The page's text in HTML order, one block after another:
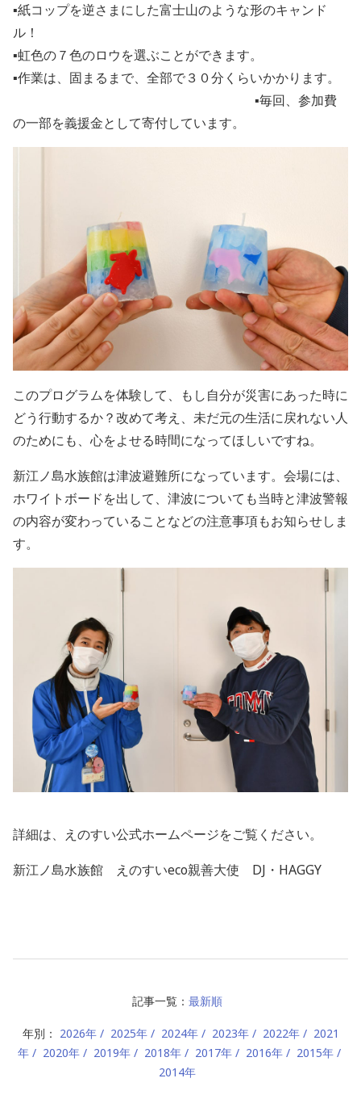
▪紙コップを逆さまにした富士山のような形のキャンド
ル！
▪虹色の７色のロウを選ぶことができます。
▪作業は、固まるまで、全部で３０分くらいかかります。
▪毎回、参加費
の一部を義援金として寄付しています。
このプログラムを体験して、もし自分が災害にあった時に
どう行動するか？改めて考え、未だ元の生活に戻れない人
のためにも、心をよせる時間になってほしいですね。
新江ノ島水族館は津波避難所になっています。 会場には、
ホワイトボードを出して、津波についても当時と津波警報
の内容が変わっていることなどの注意事項もお知らせしま
す。
詳細は、えのすい公式ホームページをご覧ください。
新江ノ島水族館
えのすいeco親善大使 DJ・HAGGY
記事一覧： 最新順
年別： 2026年 2025年 2024年 2023年 2022年
2021
年
2020年 2019年 2018年 2017年 2016年
2015年
2014年